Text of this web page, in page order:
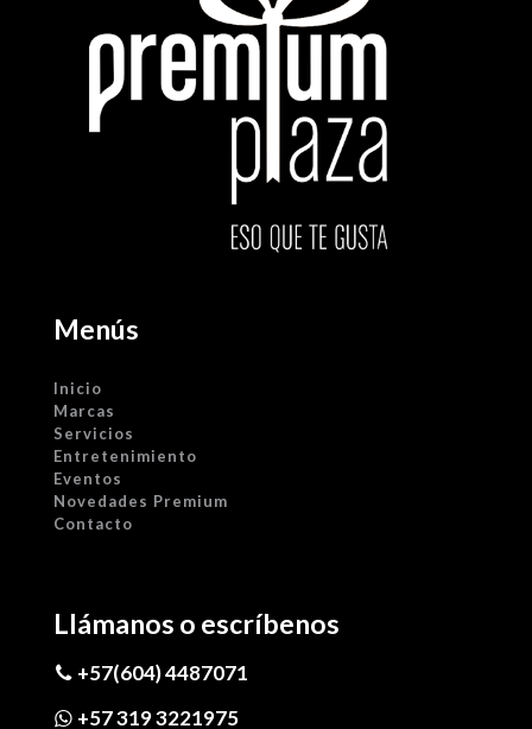
Menús
Inicio
Marcas
Servicios
Entretenimiento
Eventos
Novedades Premium
Contacto
Llámanos o escríbenos
+57(604) 4487071
+57 319 3221975